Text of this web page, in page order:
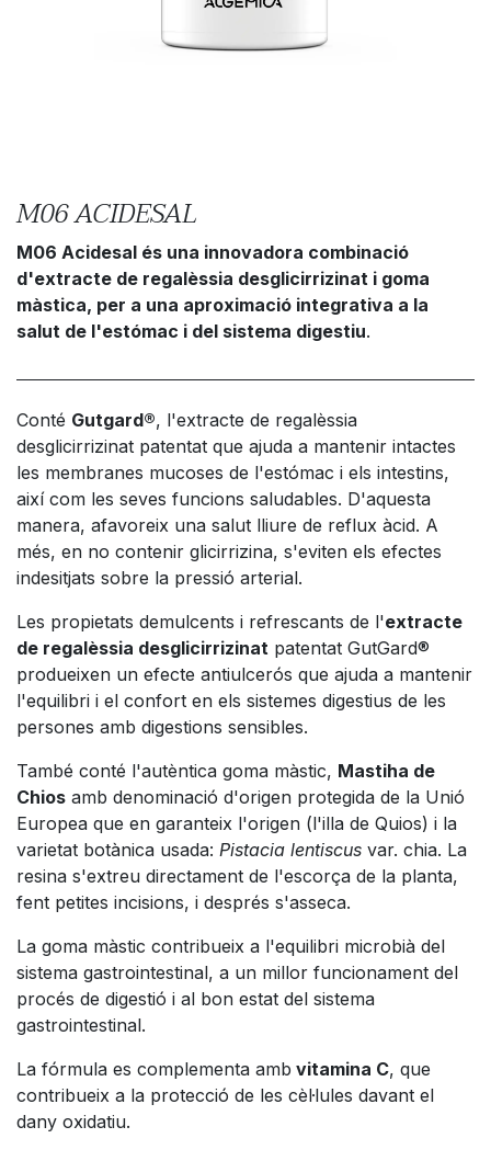
M06 ACIDESAL
M06 Acidesal és una innovadora combinació
d'extracte de regalèssia desglicirrizinat i goma
màstica, per a una aproximació integrativa a la
salut de l'estómac i del sistema digestiu.
Conté Gutgard®, l'extracte de regalèssia
desglicirrizinat patentat que ajuda a mantenir intactes
les membranes mucoses de l'estómac i els intestins,
així com les seves funcions saludables. D'aquesta
manera, afavoreix una salut lliure de reflux àcid. A
més, en no contenir glicirrizina, s'eviten els efectes
indesitjats sobre la pressió arterial.
Les propietats demulcents i refrescants de l'extracte
de regalèssia desglicirrizinat patentat GutGard®
produeixen un efecte antiulcerós que ajuda a mantenir
l'equilibri i el confort en els sistemes digestius de les
persones amb digestions sensibles.
També conté l'autèntica goma màstic, Mastiha de
Chios amb denominació d'origen protegida de la Unió
Europea que en garanteix l'origen (l'illa de Quios) i la
varietat botànica usada: Pistacia lentiscus var. chia. La
resina s'extreu directament de l'escorça de la planta,
fent petites incisions, i després s'asseca.
La goma màstic contribueix a l'equilibri microbià del
sistema gastrointestinal, a un millor funcionament del
procés de digestió i al bon estat del sistema
gastrointestinal.
La fórmula es complementa amb vitamina C, que
contribueix a la protecció de les cèl·lules davant el
dany oxidatiu.